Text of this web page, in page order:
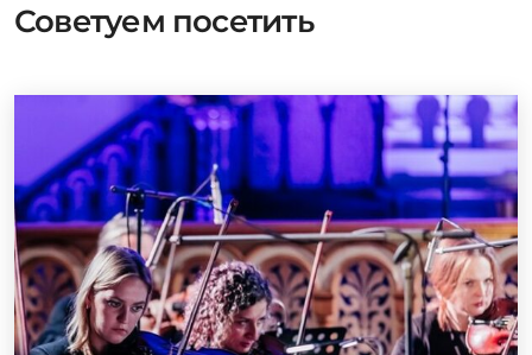
Советуем посетить